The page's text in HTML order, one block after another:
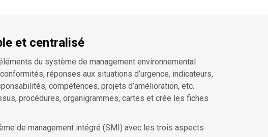
et centralisé
du système de management environnemental
réponses aux situations d’urgence, indicateurs,
compétences, projets d’amélioration, etc.
procédures, organigrammes, cartes et crée les fiches
de management intégré (SMI) avec les trois aspects